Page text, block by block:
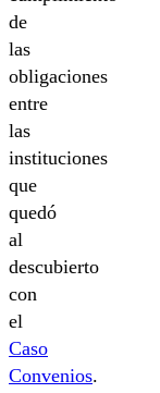
de
las
obligaciones
entre
las
instituciones
que
quedó
al
descubierto
con
el
Caso
Convenios.